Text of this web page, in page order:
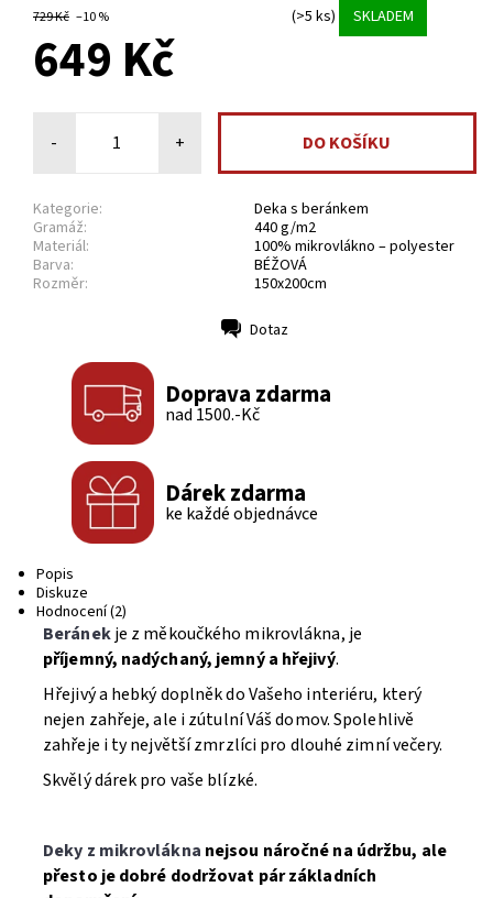
729 Kč –10 % (>5 ks) SKLADEM
649 Kč
- +
Kategorie:
Deka s beránkem
Gramáž:
440 g/m2
Materiál:
100% mikrovlákno – polyester
Barva:
BÉŽOVÁ
Rozměr:
150x200cm
Dotaz
Doprava zdarma
nad 1500.-Kč
Dárek zdarma
ke každé objednávce
Popis
Diskuze
Hodnocení (2)
Beránekje z měkoučkého mikrovlákna, je
příjemný, nadýchaný, jemný a hřejivý.
Hřejivý a hebký doplněk do Vašeho interiéru, který
nejen zahřeje, ale i zútulní Váš domov. Spolehlivě
zahřeje i ty největší zmrzlíci pro dlouhé zimní večery.
Skvělý dárek pro vaše blízké.
Deky z mikrovlákna nejsou náročné na údržbu, ale
přesto je dobré dodržovat pár základních